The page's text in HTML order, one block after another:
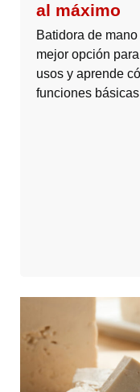
al máximo
Batidora de
mejor opción
usos y aprende
funciones